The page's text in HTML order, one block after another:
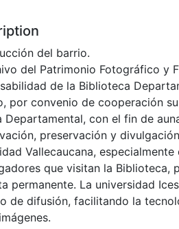
del barrio.
del Patrimonio Fotográfico y
de la Biblioteca
por convenio de cooperación
Departamental, con el fin de
preservación y
Vallecaucana,
que visitan la Biblioteca,
permanente. La universidad
de difusión, facilitando la